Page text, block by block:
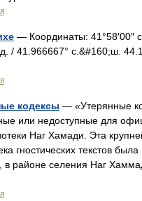
— Координаты: 41°58′00″
/ 41.966667° с.&#160;ш.
кодексы — «Утерянные
или недоступные для
Наг Хамади. Эта
гностических текстов
в районе селения Наг